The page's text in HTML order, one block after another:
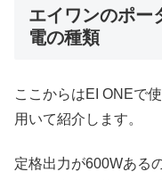
エイワンのポー
電の種類
ここからはEI ONEで
用いて紹介します。
定格出力が600Wある